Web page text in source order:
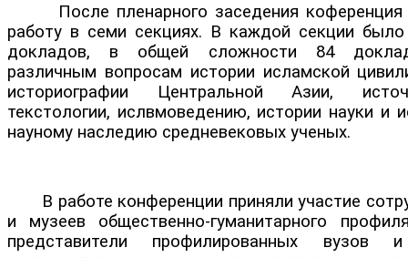
После пленарного заседения коференция
работу в семи секциях. В каждой секции
докладов, в общей сложности 84
различным вопросам истории исламской
историографии Центральной Азии,
текстологии, ислвмоведению, истории науки и
науному наследию средневековых ученых.
В работе конференции приняли участие
и музеев общественно-гуманитарного
представители профилированных вузов